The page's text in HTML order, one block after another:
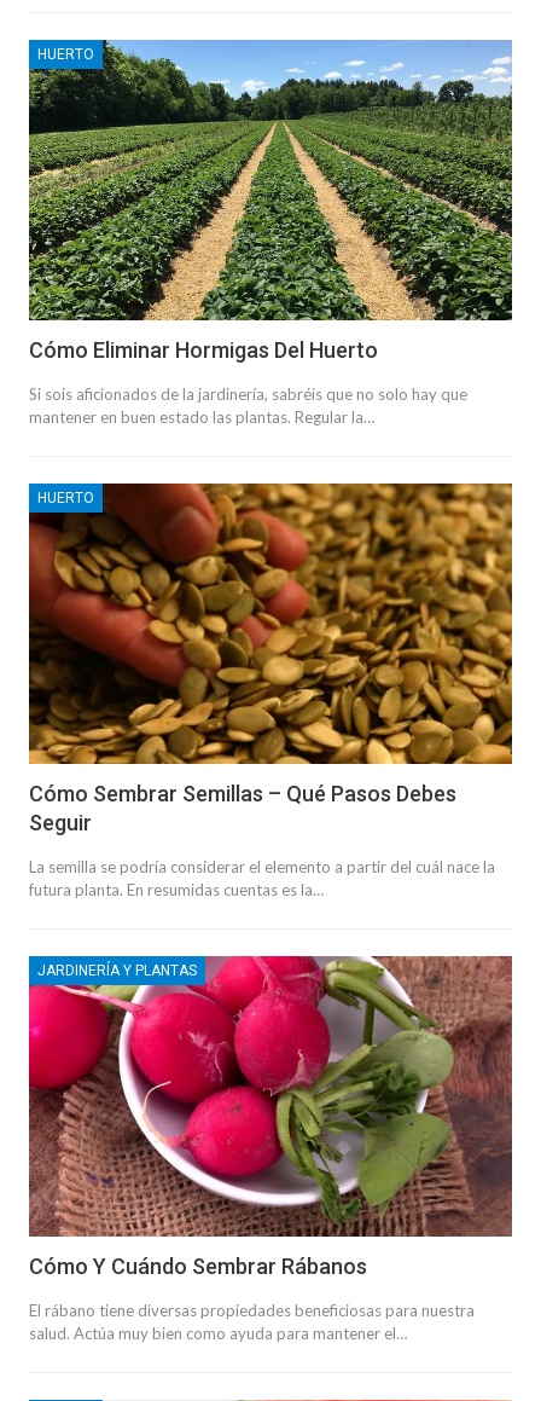
HUERTO
Cómo Eliminar Hormigas Del Huerto
Si sois aficionados de la jardinería, sabréis que no solo hay que
mantener en buen estado las plantas. Regular la…
HUERTO
Cómo Sembrar Semillas – Qué Pasos Debes
Seguir
La semilla se podría considerar el elemento a partir del cuál nace la
futura planta. En resumidas cuentas es la…
JARDINERÍA Y PLANTAS
Cómo Y Cuándo Sembrar Rábanos
El rábano tiene diversas propiedades beneficiosas para nuestra
salud. Actúa muy bien como ayuda para mantener el…